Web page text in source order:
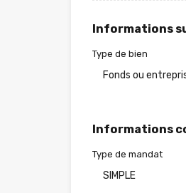
Informations
Type de bien
Fonds ou
Informations
Type de mandat
SIMPLE